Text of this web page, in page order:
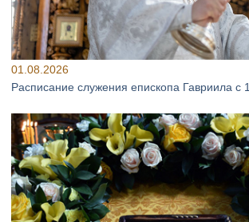
01.08.2026
Расписание служения епископа Гавриила с